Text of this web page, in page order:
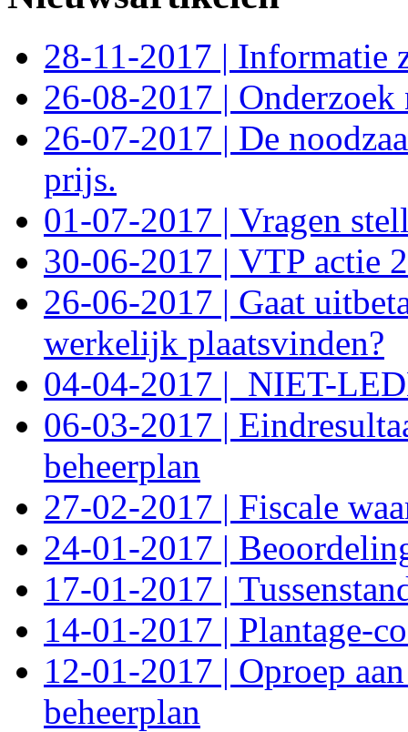
28-11-2017 | Informatie
26-08-2017 | Onderzoek
26-07-2017 | De
prijs.
01-07-2017 | Vragen
30-06-2017 | VTP actie
26-06-2017 | Gaat
werkelijk plaatsvinden?
04-04-2017 | NIET-
06-03-2017 |
beheerplan
27-02-2017 | Fiscale
24-01-2017 |
17-01-2017 |
14-01-2017 | Plantage-
12-01-2017 | Oproep
beheerplan